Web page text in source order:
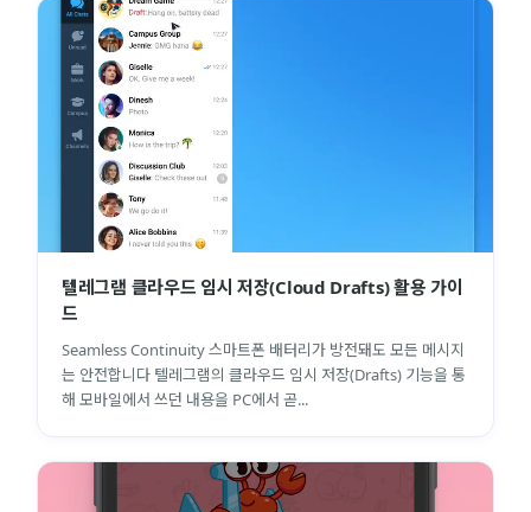
텔레그램 클라우드 임시 저장(Cloud Drafts) 활용 가이
드
Seamless Continuity 스마트폰 배터리가 방전돼도 모든 메시지
는 안전합니다 텔레그램의 클라우드 임시 저장(Drafts) 기능을 통
해 모바일에서 쓰던 내용을 PC에서 곧...